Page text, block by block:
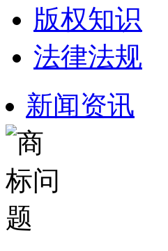
版权知识
法律法规
新闻资讯